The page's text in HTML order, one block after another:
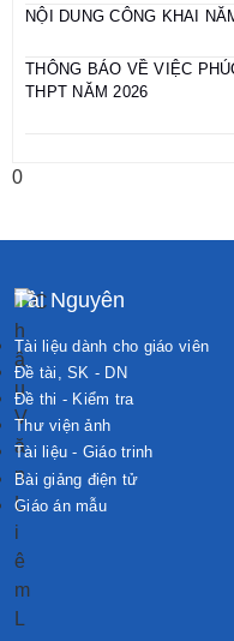
NỘI DUNG CÔNG KHAI
THÔNG BÁO VỀ VIỆC
THPT NĂM 2026
Tài Nguyên
Tài liệu dành cho giáo viên
Đề tài, SK - DN
Đề thi - Kiểm tra
Thư viện ảnh
Tài liệu - Giáo trinh
Bài giảng điện tử
Giáo án mẫu